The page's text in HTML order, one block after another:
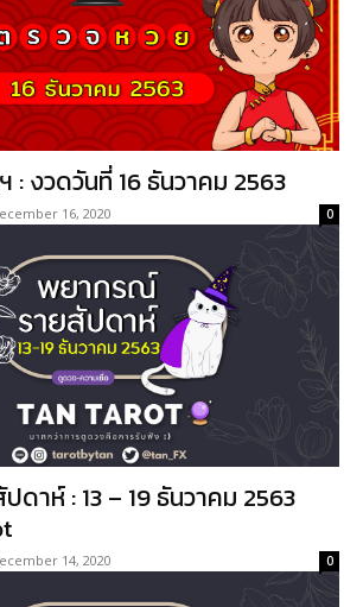
: งวดวันที่ 16 ธันวาคม 2563
16, 2020 0
าห์ : 13 – 19 ธันวาคม 2563
14, 2020 0